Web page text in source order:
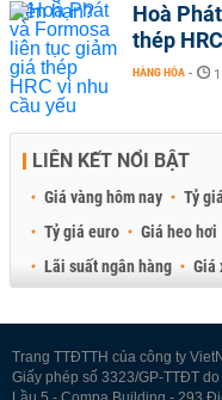
Hoà
thép
HÀNG HÓA -
LIÊN KẾT NỔI BẬT
Giá vàng hôm nay Tỷ
Tỷ giá euro
Giá heo hơi
Lãi suất ngân hàng
Giá
Trang TTĐTTH của công ty
Giấy phép số 3323/GP-TTĐT